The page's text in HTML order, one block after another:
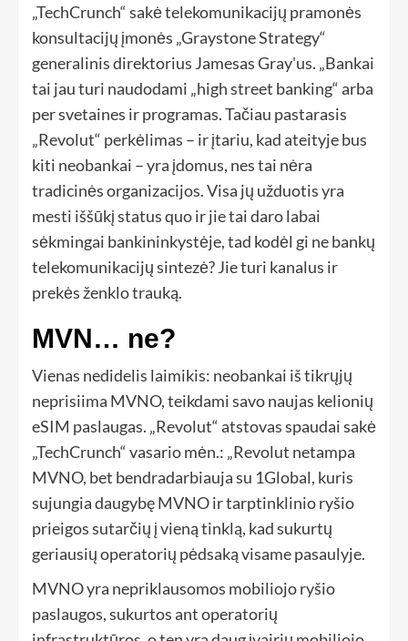
„TechCrunch“ sakė telekomunikacijų pramonės
konsultacijų įmonės „Graystone Strategy“
generalinis direktorius Jamesas Gray'us. „Bankai
tai jau turi naudodami „high street banking“ arba
per svetaines ir programas. Tačiau pastarasis
„Revolut“ perkėlimas – ir įtariu, kad ateityje bus
kiti neobankai – yra įdomus, nes tai nėra
tradicinės organizacijos. Visa jų užduotis yra
mesti iššūkį status quo ir jie tai daro labai
sėkmingai bankininkystėje, tad kodėl gi ne bankų
telekomunikacijų sintezė? Jie turi kanalus ir
prekės ženklo trauką.
MVN… ne?
Vienas nedidelis laimikis: neobankai iš tikrųjų
neprisiima MVNO, teikdami savo naujas kelionių
eSIM paslaugas. „Revolut“ atstovas spaudai sakė
„TechCrunch“ vasario mėn.: „Revolut netampa
MVNO, bet bendradarbiauja su 1Global, kuris
sujungia daugybę MVNO ir tarptinklinio ryšio
prieigos sutarčių į vieną tinklą, kad sukurtų
geriausių operatorių pėdsaką visame pasaulyje.
MVNO yra nepriklausomos mobiliojo ryšio
paslaugos, sukurtos ant operatorių